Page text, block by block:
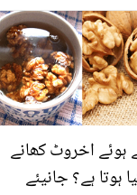
ہوئے اخروٹ کھانے
ہوتا ہے؟ جانیئے